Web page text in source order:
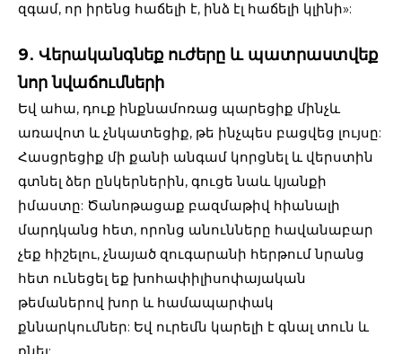
զգամ, որ իրենց հաճելի է, ինձ էլ հաճելի կլինի»:
9․ Վերականգնեք ուժերը և պատրաստվեք
նոր նվաճումների
Եվ ահա, դուք ինքնամոռաց պարեցիք մինչև
առավոտ և չնկատեցիք, թե ինչպես բացվեց լույսը:
Հասցրեցիք մի քանի անգամ կորցնել և վերստին
գտնել ձեր ընկերներին, գուցե նաև կյանքի
իմաստը: Ծանոթացաք բազմաթիվ հիանալի
մարդկանց հետ, որոնց անունները հավանաբար
չեք հիշելու, չնայած զուգարանի հերթում նրանց
հետ ունեցել եք խոհափիլիսոփայական
թեմաներով խոր և համապարփակ
քննարկումներ: Եվ ուրեմն կարելի է գնալ տուն և
քնել: